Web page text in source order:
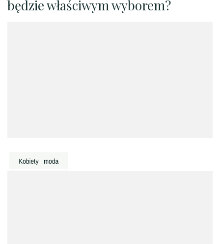
będzie właściwym wyborem?